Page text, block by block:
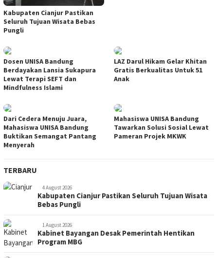
Kabupaten Cianjur Pastikan
Seluruh Tujuan Wisata Bebas
Pungli
Dosen UNISA Bandung
Berdayakan Lansia Sukapura
Lewat Terapi SEFT dan
Mindfulness Islami
LAZ Darul Hikam Gelar Khitan
Gratis Berkualitas Untuk 51
Anak
Dari Cedera Menuju Juara,
Mahasiswa UNISA Bandung
Buktikan Semangat Pantang
Menyerah
Mahasiswa UNISA Bandung
Tawarkan Solusi Sosial Lewat
Pameran Projek MKWK
TERBARU
4 August 2026
Kabupaten Cianjur Pastikan Seluruh Tujuan Wisata
Bebas Pungli
1 August 2026
Kabinet Bayangan Desak Pemerintah Hentikan
Program MBG